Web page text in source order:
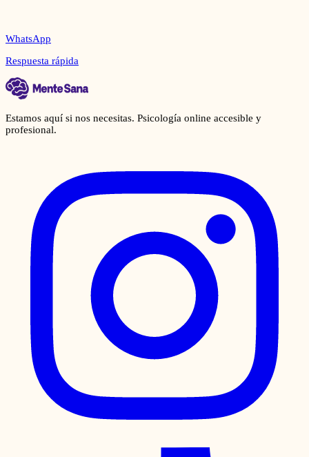
WhatsApp
Respuesta rápida
Estamos aquí si nos necesitas. Psicología online accesible y
profesional.